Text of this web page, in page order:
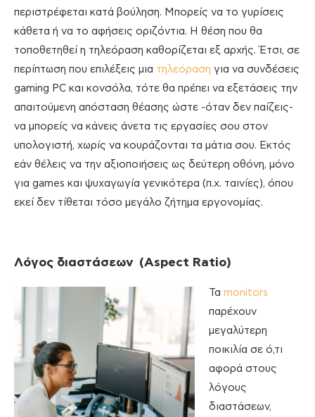
περιστρέφεται κατά βούληση. Μπορείς να το γυρίσεις
κάθετα ή να το αφήσεις οριζόντια. Η θέση που θα
τοποθετηθεί η τηλεόραση καθορίζεται εξ αρχής. Έτσι, σε
περίπτωση που επιλέξεις μια τηλεόραση για να συνδέσεις
gaming PC και κονσόλα, τότε θα πρέπει να εξετάσεις την
απαιτούμενη απόσταση θέασης ώστε -όταν δεν παίζεις-
να μπορείς να κάνεις άνετα τις εργασίες σου στον
υπολογιστή, χωρίς να κουράζονται τα μάτια σου. Εκτός
εάν θέλεις να την αξιοποιήσεις ως δεύτερη οθόνη, μόνο
για games και ψυχαγωγία γενικότερα (π.χ. ταινίες), όπου
εκεί δεν τίθεται τόσο μεγάλο ζήτημα εργονομίας.
Λόγος διαστάσεων (Αspect Ratio)
Τα monitors
παρέχουν
μεγαλύτερη
ποικιλία σε ό,τι
αφορά στους
λόγους
διαστάσεων,